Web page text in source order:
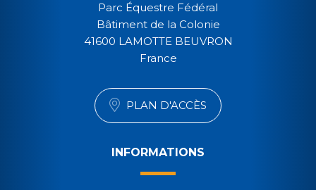
Parc Équestre Fédéral
Bâtiment de la Colonie
41600 LAMOTTE BEUVRON
France
PLAN D'ACCÈS
INFORMATIONS